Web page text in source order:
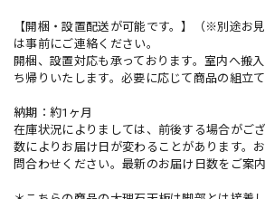
【開梱・設置配送が可能です。】（※別途お
は事前にご連絡ください。
開梱、設置対応も承っております。室内へ搬
ち帰りいたします。必要に応じて商品の組立て
納期：約1ヶ月
在庫状況によりましては、前後する場合がご
数によりお届け日が変わることがあります。
問合わせください。最新のお届け日数をご案内